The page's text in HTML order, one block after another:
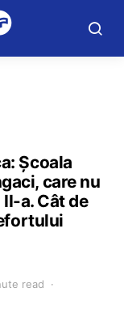
Şcoala
care nu
a. Cât de
read